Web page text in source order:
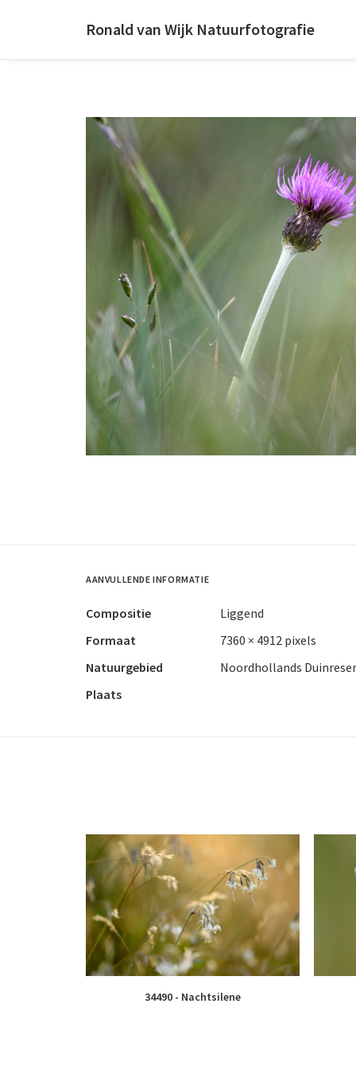
Ronald van Wijk Natuurfotografie
AANVULLENDE INFORMATIE
Compositie
Liggend
Formaat
7360 × 4912 pixels
Natuurgebied
Noordhollands
Plaats
34490 - Nachtsilene